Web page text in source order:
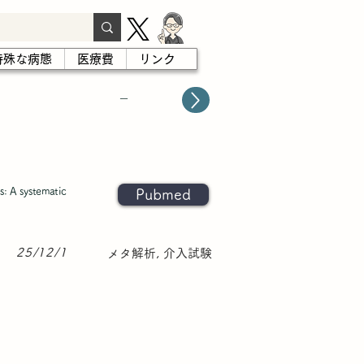
殊な病態 医療費 リンク
－
A systematic
25/12/1
Pubmed
メタ解析, 介入試験